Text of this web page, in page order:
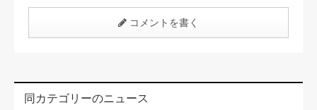
コメントを書く
同カテゴリーのニュース